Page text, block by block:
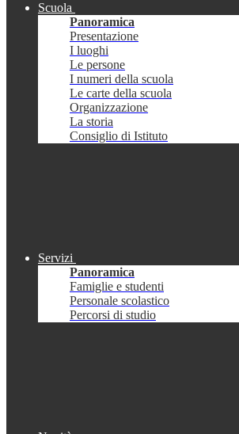
Scuola
Panoramica
Presentazione
I luoghi
Le persone
I numeri della scuola
Le carte della scuola
Organizzazione
La storia
Consiglio di Istituto
Servizi
Panoramica
Famiglie e studenti
Personale scolastico
Percorsi di studio